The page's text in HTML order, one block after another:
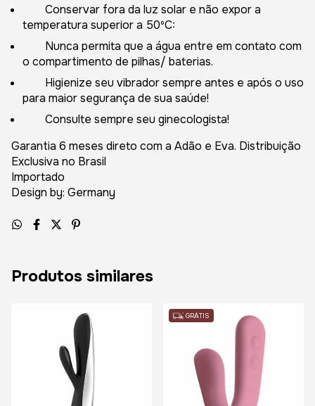
Conservar fora da luz solar e não expor a
temperatura superior a 50ºC:
Nunca permita que a água entre em contato com
o compartimento de pilhas/ baterias.
Higienize seu vibrador sempre antes e após o uso
para maior segurança de sua saúde!
Consulte sempre seu ginecologista!
Garantia 6 meses direto com a Adão e Eva. Distribuição
Exclusiva no Brasil
Importado
Design by: Germany
Produtos similares
GRÁTIS